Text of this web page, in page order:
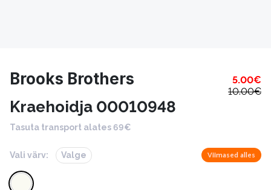
Brooks Brothers 5.00€
10.00€
Kraehoidja 00010948
Tasuta transport alates 69€
Vali värv: Valge Viimased alles